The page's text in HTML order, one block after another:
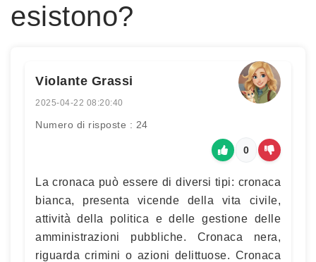
esistono?
Violante Grassi
2025-04-22 08:20:40
Numero di risposte : 24
0
La cronaca può essere di diversi tipi: cronaca
bianca, presenta vicende della vita civile,
attività della politica e delle gestione delle
amministrazioni pubbliche. Cronaca nera,
riguarda crimini o azioni delittuose. Cronaca